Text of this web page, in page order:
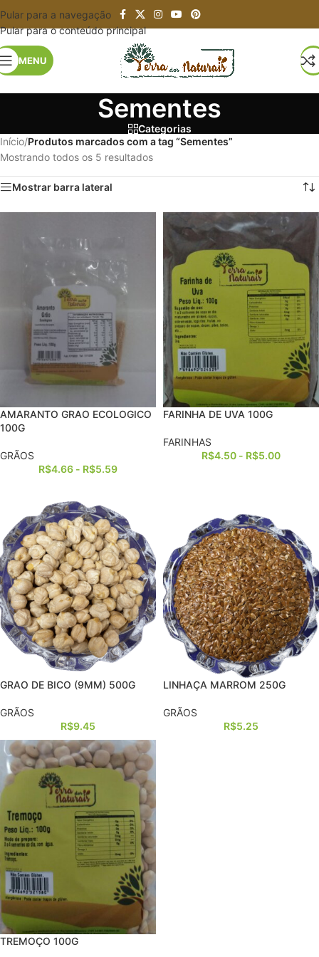
Pular para a navegação
Pular para o conteúdo principal
MENU
Sementes
Categorias
Início/Produtos marcados com a tag “Sementes”
Mostrando todos os 5 resultados
Mostrar barra lateral
AMARANTO GRAO ECOLOGICO
100G
GRÃOS
R$4.66 - R$5.59
FARINHA DE UVA 100G
FARINHAS
R$4.50 - R$5.00
GRAO DE BICO (9MM) 500G
GRÃOS
R$9.45
LINHAÇA MARROM 250G
GRÃOS
R$5.25
TREMOÇO 100G